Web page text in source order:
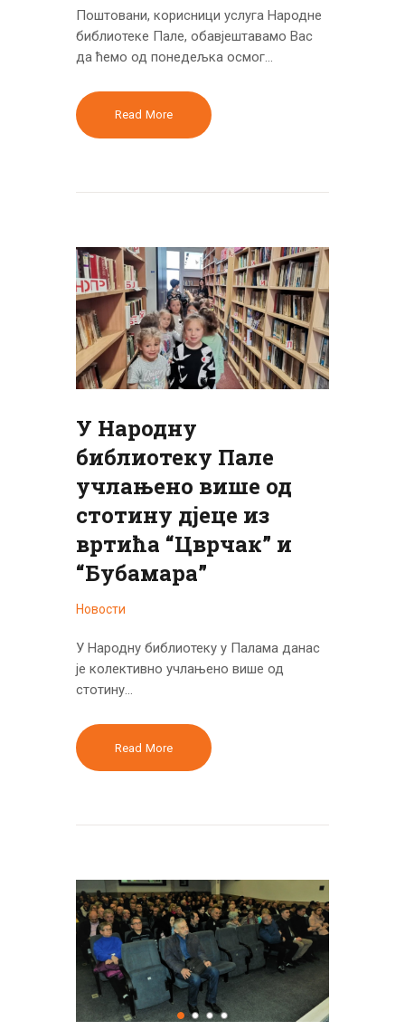
Поштовани, корисници услуга Народне
библиотеке Пале, обавјештавамо Вас
да ћемо од понедељка осмог…
Read More
У Народну
библиотеку Пале
учлањено више од
стотину дјеце из
вртића “Цврчак” и
“Бубамара”
Новости
У Народну библиотеку у Палама данас
је колективно учлањено више од
стотину…
Read More